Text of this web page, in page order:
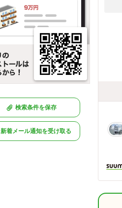
検索条件を保存
新着メール通知を受け取る